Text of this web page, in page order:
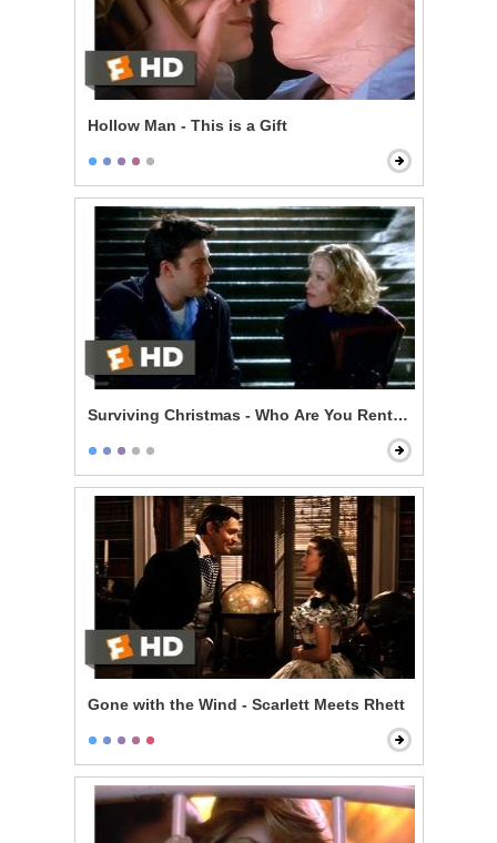
Hollow Man - This is a Gift
Surviving Christmas - Who Are You Renting For New
Gone with the Wind - Scarlett Meets Rhett